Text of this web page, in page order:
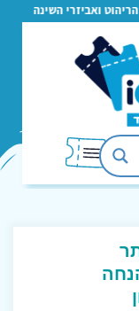
ואביזרי השינה
ורוצה 15% הנחה